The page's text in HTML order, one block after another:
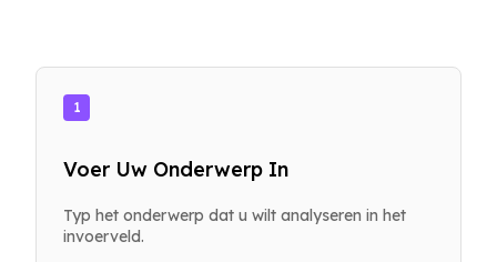
1
Voer Uw Onderwerp In
Typ het onderwerp dat u wilt analyseren in het
invoerveld.